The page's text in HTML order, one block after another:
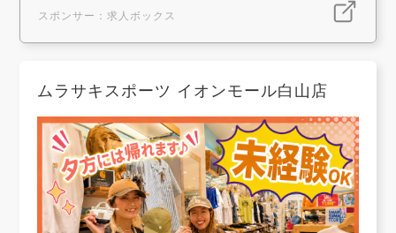
スポンサー：求人ボックス
ムラサキスポーツ イオンモール白山店